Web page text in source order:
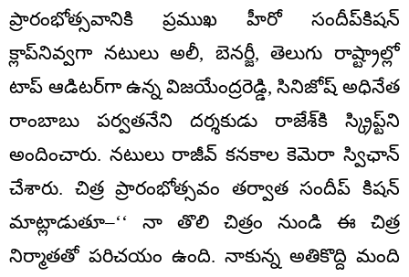
ప్రారంభోత్సవానికి ప్రముఖ హీరో సందీప్‌కిషన్‌
క్లాప్‌నివ్వగా నటులు అలీ, బెనర్జీ, తెలుగు రాష్ట్రాల్లో
టాప్‌ ఆడిటర్‌గా ఉన్న విజయేంద్రరెడ్డి, సినిజోష్‌ అధినేత
రాంబాబు పర్వతనేని దర్శకుడు రాజేశ్‌కి స్క్రిప్ట్‌ని
అందించారు. నటులు రాజీవ్‌ కనకాల కెమెరా స్విఛాన్‌
చేశారు. చిత్ర ప్రారంభోత్సవం తర్వాత సందీప్‌ కిషన్‌
మాట్లాడుతూ–‘‘ నా తొలి చిత్రం నుండి ఈ చిత్ర
నిర్మాతతో పరిచయం ఉంది. నాకున్న అతికొద్ది మంది